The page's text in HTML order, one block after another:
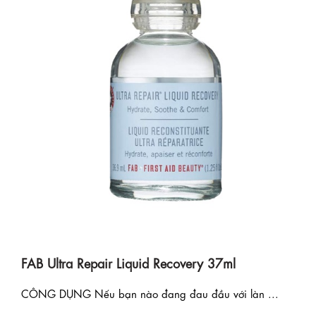
FAB Ultra Repair Liquid Recovery 37ml
CÔNG DỤNG Nếu bạn nào đang đau đầu với làn ...